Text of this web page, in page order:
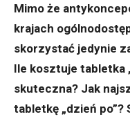
Mimo że
krajach
skorzystać jedynie
Ile kosztuje tabletka
skuteczna? Jak
tabletkę „dzień po”?